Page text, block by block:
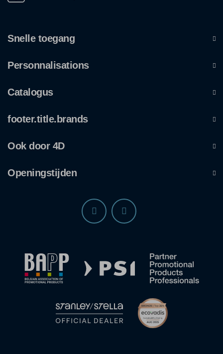
Snelle toegang
Personnalisations
Catalogus
footer.title.brands
Ook door 4D
Openingstijden